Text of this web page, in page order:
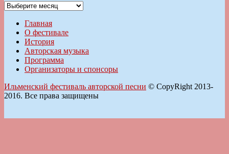
Архивы
Главная
О фестивале
История
Авторская музыка
Программа
Организаторы и спонсоры
Ильменский фестиваль авторской песни © CopyRight 2013-
2016. Все права защищены